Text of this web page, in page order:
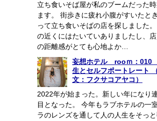
立ち食いそば屋が私のブームだった
ます。 街歩きに疲れ小腹がすいたと
って立ち食いそばの店を探しました
の近くにはたいていありましたし、
の距離感がとても心地よか…
妄想ホテル rooｍ：
生とセルフポートレート
文：フクサコアヤコ）
2022年が始まった。新しい年になり
目となった。 今年もラブホテルの一
ラのレンズを通して人の人生をそっ